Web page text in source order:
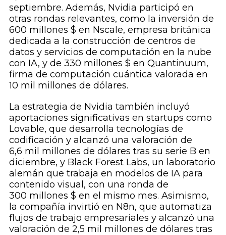
septiembre. Además, Nvidia participó en
otras rondas relevantes, como la inversión de
600 millones $ en Nscale, empresa británica
dedicada a la construcción de centros de
datos y servicios de computación en la nube
con IA, y de 330 millones $ en Quantinuum,
firma de computación cuántica valorada en
10 mil millones de dólares.
La estrategia de Nvidia también incluyó
aportaciones significativas en startups como
Lovable, que desarrolla tecnologías de
codificación y alcanzó una valoración de
6,6 mil millones de dólares tras su serie B en
diciembre, y Black Forest Labs, un laboratorio
alemán que trabaja en modelos de IA para
contenido visual, con una ronda de
300 millones $ en el mismo mes. Asimismo,
la compañía invirtió en N8n, que automatiza
flujos de trabajo empresariales y alcanzó una
valoración de 2,5 mil millones de dólares tras